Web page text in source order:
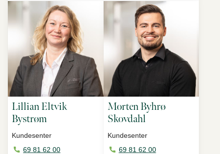
Lillian Eltvik
Bystrøm
Kundesenter
69 81 62 00
Morten Byhrø
Skovdahl
Kundesenter
69 81 62 00